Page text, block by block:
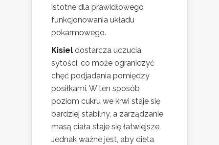
istotne dla prawidłowego
funkcjonowania układu
pokarmowego.
Kisiel dostarcza uczucia
sytości, co może ograniczyć
chęć podjadania pomiędzy
posiłkami. W ten sposób
poziom cukru we krwi staje się
bardziej stabilny, a zarządzanie
masą ciała staje się łatwiejsze.
Jednak ważne jest, aby dieta